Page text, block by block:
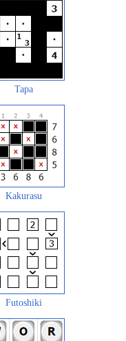
Tapa
Kakurasu
Futoshiki